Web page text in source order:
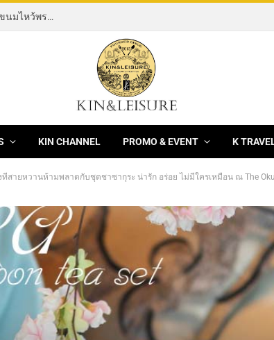
[News] THE ROCKING HORSE OF RESILIENCE คอลเลกชันขนมไหว้พระจันทร์ mooncake ประจำปี 2569 จากBanyan Tree Bangkok 1 สิงหาคม – 25 กันยายน 2569
KIN CHANNEL PROMO & EVENT K
สายหวานห้ามพลาดกับชุดชาซากุระ น่ารัก อร่อย ไม่มีใครเหมือน ณ The